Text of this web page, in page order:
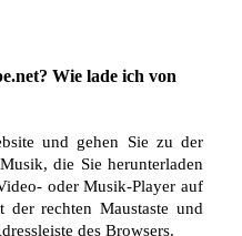
Wie lade ich von
und gehen Sie zu der
die Sie herunterladen
oder Musik-Player auf
rechten Maustaste und
des Browsers.